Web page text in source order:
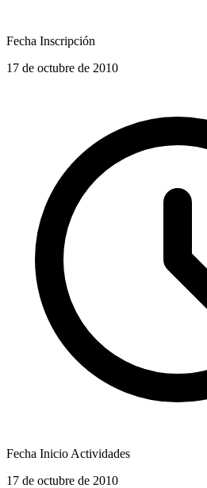
Fecha Inscripción
17 de octubre de 2010
Fecha Inicio Actividades
17 de octubre de 2010